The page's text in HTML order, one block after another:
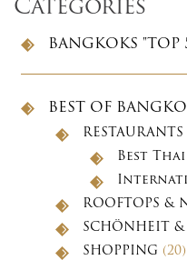
Categories
BANGKOKS "TOP
BEST OF
Best
ROOFTOPS &
SCHÖNHEIT &
SHOPPING (20)